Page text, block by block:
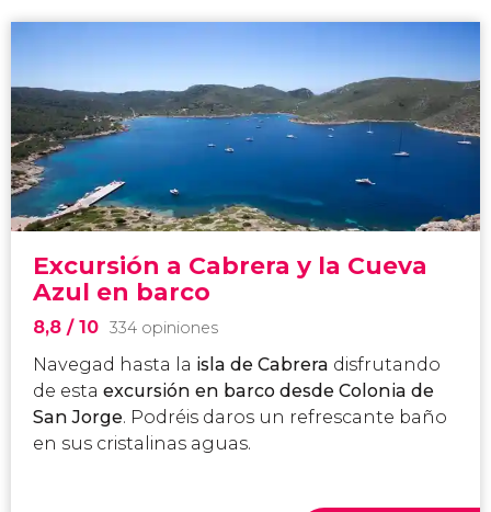
Excursión a Cabrera y la Cueva
Azul en barco
8,8 / 10 334 opiniones
Navegad hasta la isla de Cabrera disfrutando
de esta excursión en barco desde Colonia de
San Jorge. Podréis daros un refrescante baño
en sus cristalinas aguas.